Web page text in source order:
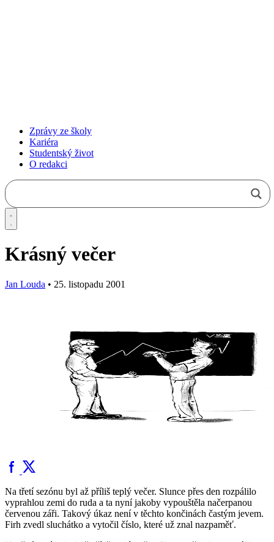
Zprávy ze školy
Kariéra
Studentský život
O redakci
Krásný večer
Jan Louda • 25. listopadu 2001
Na třetí sezónu byl až příliš teplý večer. Slunce přes den rozpálilo
vyprahlou zemi do ruda a ta nyní jakoby vypouštěla načerpanou
červenou záři. Takový úkaz není v těchto končinách častým jevem.
Firh zvedl sluchátko a vytočil číslo, které už znal nazpaměť.